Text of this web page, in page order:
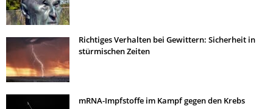
Richtiges Verhalten bei Gewittern: Sicherheit in
stürmischen Zeiten
mRNA-Impfstoffe im Kampf gegen den Krebs